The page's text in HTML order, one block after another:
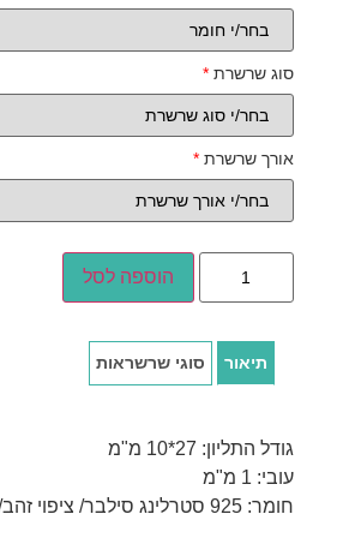
סוג שרשרת*
אורך שרשרת*
הוספה לסל
תיאור סוגי שרשראות
גודל התליון: 27*10 מ"מ
עובי: 1 מ"מ
חומר: 925 סטרלינג סילבר/ ציפוי זהב/רוז 18 קראט.